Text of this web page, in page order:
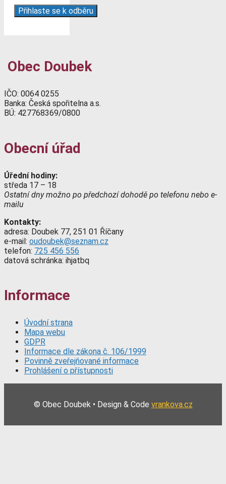
Obec Doubek
IČO: 0064 0255
Banka: Česká spořitelna a.s.
BÚ: 427768369/0800
Obecní úřad
Úřední hodiny:
středa 17 – 18
Ostatní dny možno po předchozí dohodě po telefonu nebo e-
mailu
Kontakty:
adresa: Doubek 77, 251 01 Říčany
e-mail: oudoubek@seznam.cz
telefon: 725 456 556
datová schránka: ihjatbq
Informace
Úvodní strana
Mapa webu
GDPR
Informace dle zákona č. 106/1999
Povinně zveřejňované informace
Prohlášení o přístupnosti
© Obec Doubek • Design & Code vrankova.cz